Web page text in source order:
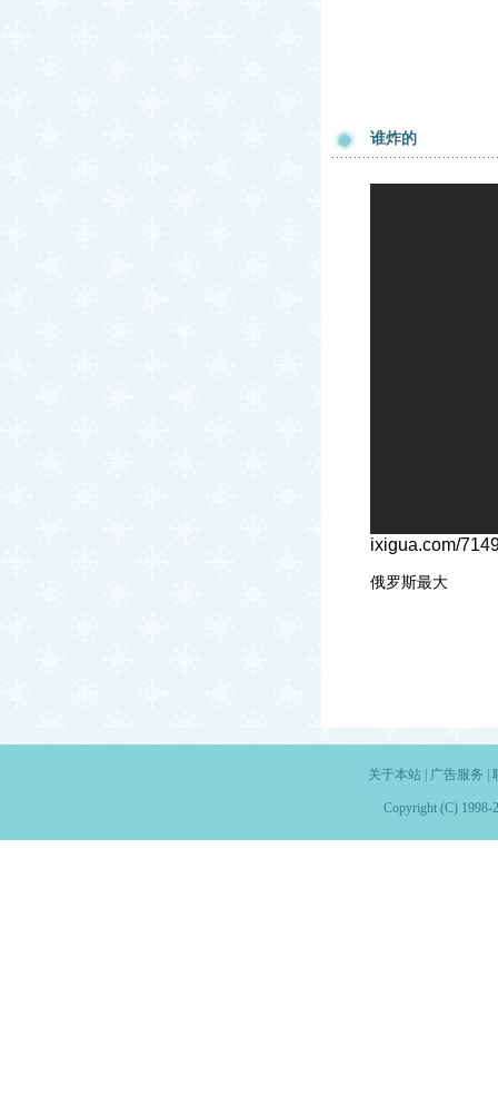
谁炸的
ixigua.com/
俄罗斯最大
关于本站| 广告服务
Copyright (C) 1998-